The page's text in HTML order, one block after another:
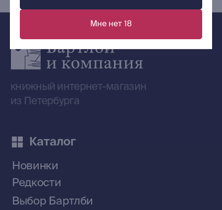
Мне нет 18
Приобрести книги на Ozon
Наши книги на «Авито»